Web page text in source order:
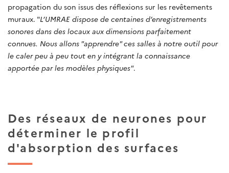
propagation du son issus des réflexions sur les revêtements
muraux. "L’UMRAE dispose de centaines d’enregistrements
sonores dans des locaux aux dimensions parfaitement
connues. Nous allons "apprendre" ces salles à notre outil pour
le caler peu à peu tout en y intégrant la connaissance
apportée par les modèles physiques".
Des réseaux de neurones pour
déterminer le profil
d'absorption des surfaces